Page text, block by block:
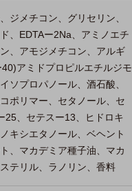
ジメチコン、グリセリン、
、EDTAー2Na、アミノエチ
、アモジメチコン、アルギ
アミドプロピルエチルジモ
ソプロパノール、酒石酸、
ポリマー、セタノール、セ
25、セテスー13、ヒドロキ
キシエタノール、ベヘント
、マカデミア種子油、マカ
テリル、ラノリン、香料